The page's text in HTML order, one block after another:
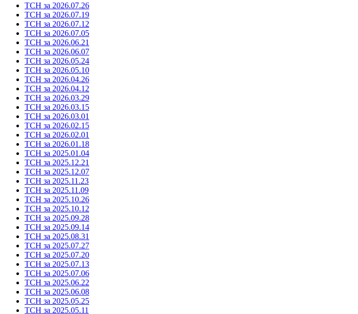
ТСН за 2026.07.26
ТСН за 2026.07.19
ТСН за 2026.07.12
ТСН за 2026.07.05
ТСН за 2026.06.21
ТСН за 2026.06.07
ТСН за 2026.05.24
ТСН за 2026.05.10
ТСН за 2026.04.26
ТСН за 2026.04.12
ТСН за 2026.03.29
ТСН за 2026.03.15
ТСН за 2026.03.01
ТСН за 2026.02.15
ТСН за 2026.02.01
ТСН за 2026.01.18
ТСН за 2025.01.04
ТСН за 2025.12.21
ТСН за 2025.12.07
ТСН за 2025.11.23
ТСН за 2025.11.09
ТСН за 2025.10.26
ТСН за 2025.10.12
ТСН за 2025.09.28
ТСН за 2025.09.14
ТСН за 2025.08.31
ТСН за 2025.07.27
ТСН за 2025.07.20
ТСН за 2025.07.13
ТСН за 2025.07.06
ТСН за 2025.06.22
ТСН за 2025.06.08
ТСН за 2025.05.25
ТСН за 2025.05.11